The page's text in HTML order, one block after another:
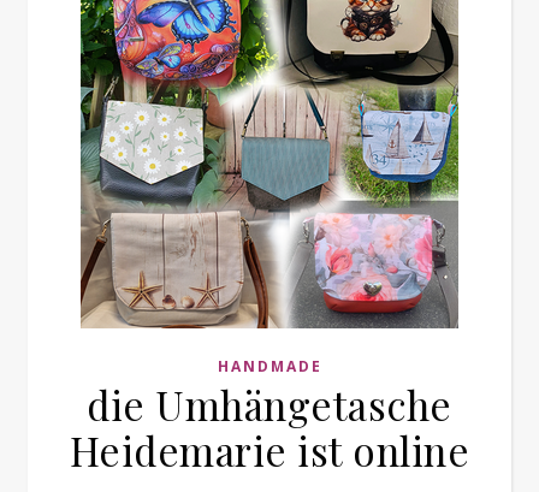
HANDMADE
die Umhängetasche
Heidemarie ist online